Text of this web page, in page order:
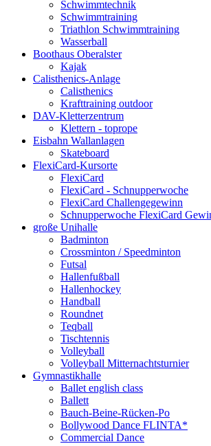
Schwimmtechnik
Schwimmtraining
Triathlon Schwimmtraining
Wasserball
Boothaus Oberalster
Kajak
Calisthenics-Anlage
Calisthenics
Krafttraining outdoor
DAV-Kletterzentrum
Klettern - toprope
Eisbahn Wallanlagen
Skateboard
FlexiCard-Kursorte
FlexiCard
FlexiCard - Schnupperwoche
FlexiCard Challengegewinn
Schnupperwoche FlexiCard
große Unihalle
Badminton
Crossminton / Speedminton
Futsal
Hallenfußball
Hallenhockey
Handball
Roundnet
Teqball
Tischtennis
Volleyball
Volleyball Mitternachtsturnier
Gymnastikhalle
Ballet english class
Ballett
Bauch-Beine-Rücken-Po
Bollywood Dance FLINTA*
Commercial Dance